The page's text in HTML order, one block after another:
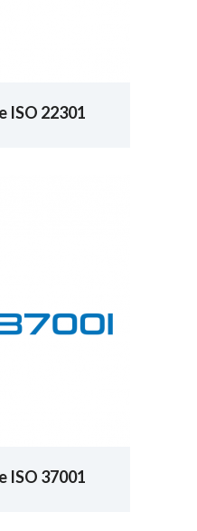
ISO 22301
ISO 37001